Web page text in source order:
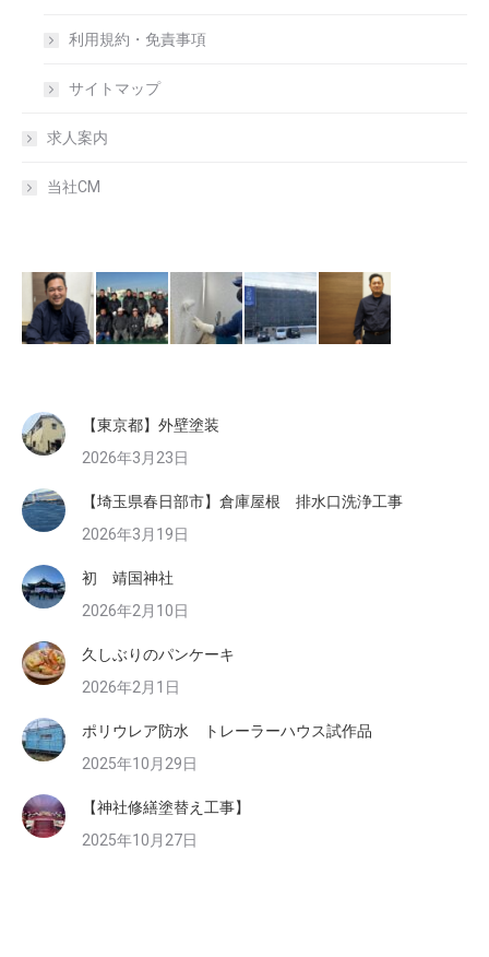
利用規約・免責事項
サイトマップ
求人案内
当社CM
【東京都】外壁塗装
2026年3月23日
【埼玉県春日部市】倉庫屋根 排水口洗浄工事
2026年3月19日
初 靖国神社
2026年2月10日
久しぶりのパンケーキ
2026年2月1日
ポリウレア防水 トレーラーハウス試作品
2025年10月29日
【神社修繕塗替え工事】
2025年10月27日